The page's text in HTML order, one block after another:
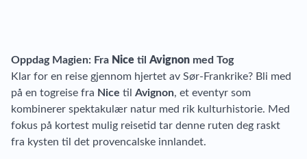
Oppdag Magien: Fra Nice til Avignon med Tog
Klar for en reise gjennom hjertet av Sør-Frankrike? Bli med
på en togreise fra Nice til Avignon, et eventyr som
kombinerer spektakulær natur med rik kulturhistorie. Med
fokus på kortest mulig reisetid tar denne ruten deg raskt
fra kysten til det provencalske innlandet.